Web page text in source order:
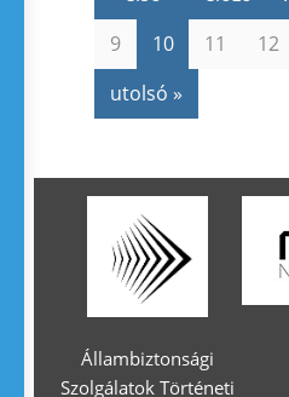
9
10 11 12
utolsó »
Állambiztonsági
Szolgálatok Történeti